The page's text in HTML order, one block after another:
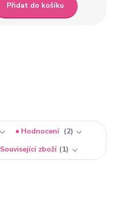
Přidat do košíku
Hodnocení
2
Související zboží 1